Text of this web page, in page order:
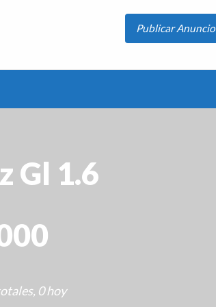
Publicar Anuncio
Gl 1.6
0 hoy